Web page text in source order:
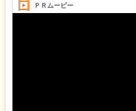
ＰＲムービー